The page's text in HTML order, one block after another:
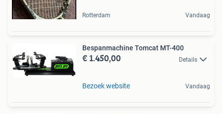
Rotterdam Vandaag
Bespanmachine Tomcat MT-400
€ 1.450,00 Details
Bezoek website Vandaag